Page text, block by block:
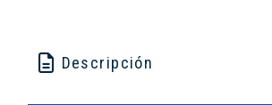
Descripción